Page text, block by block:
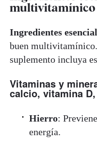
multivitamínico
Ingredientes
buen
suplemento incluya
Vitaminas y
calcio, vitamina
Hierro:
energía.